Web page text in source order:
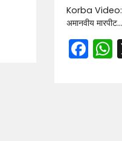
Korba Video:
अमानवीय मारपीट…